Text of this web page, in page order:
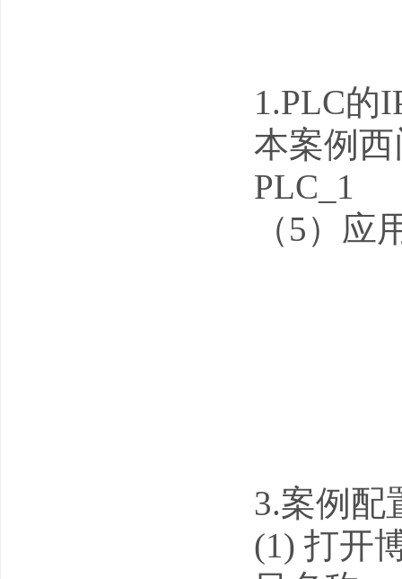
1.PLC的
本案例西
PLC_1
（5）应
3.案例配
(1) 打开